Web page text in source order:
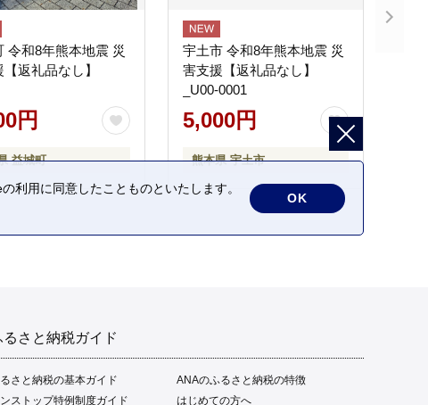
令和8年熊本地震 災
返礼品なし】
円
益城町
宇土市 令和8年熊本地震 災
害支援【返礼品なし】
_U00-0001
5,000円
熊本県 宇土市
るさと納税ガイド
さと納税の基本ガイド
ANAのふるさと納税の特徴
ストップ特例制度ガイド
はじめての方へ
利用に同意したことものといたします。
OK